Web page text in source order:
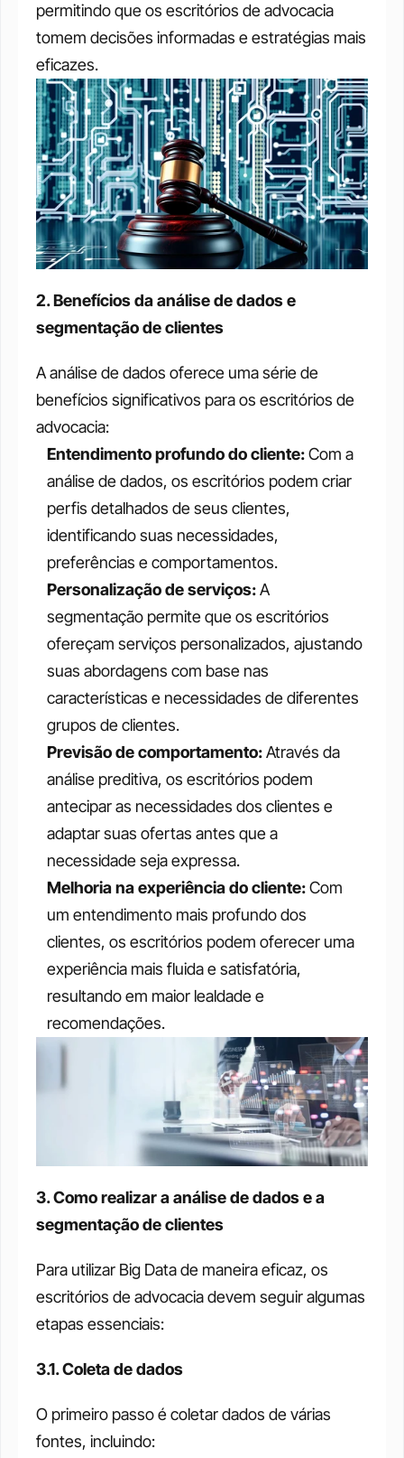
permitindo que os escritórios de advocacia
tomem decisões informadas e estratégias mais
eficazes.
2. Benefícios da análise de dados e
segmentação de clientes
A análise de dados oferece uma série de
benefícios significativos para os escritórios de
advocacia:
Entendimento profundo do cliente: Com a
análise de dados, os escritórios podem criar
perfis detalhados de seus clientes,
identificando suas necessidades,
preferências e comportamentos.
Personalização de serviços: A
segmentação permite que os escritórios
ofereçam serviços personalizados, ajustando
suas abordagens com base nas
características e necessidades de diferentes
grupos de clientes.
Previsão de comportamento: Através da
análise preditiva, os escritórios podem
antecipar as necessidades dos clientes e
adaptar suas ofertas antes que a
necessidade seja expressa.
Melhoria na experiência do cliente: Com
um entendimento mais profundo dos
clientes, os escritórios podem oferecer uma
experiência mais fluida e satisfatória,
resultando em maior lealdade e
recomendações.
3. Como realizar a análise de dados e a
segmentação de clientes
Para utilizar Big Data de maneira eficaz, os
escritórios de advocacia devem seguir algumas
etapas essenciais:
3.1. Coleta de dados
O primeiro passo é coletar dados de várias
fontes, incluindo: